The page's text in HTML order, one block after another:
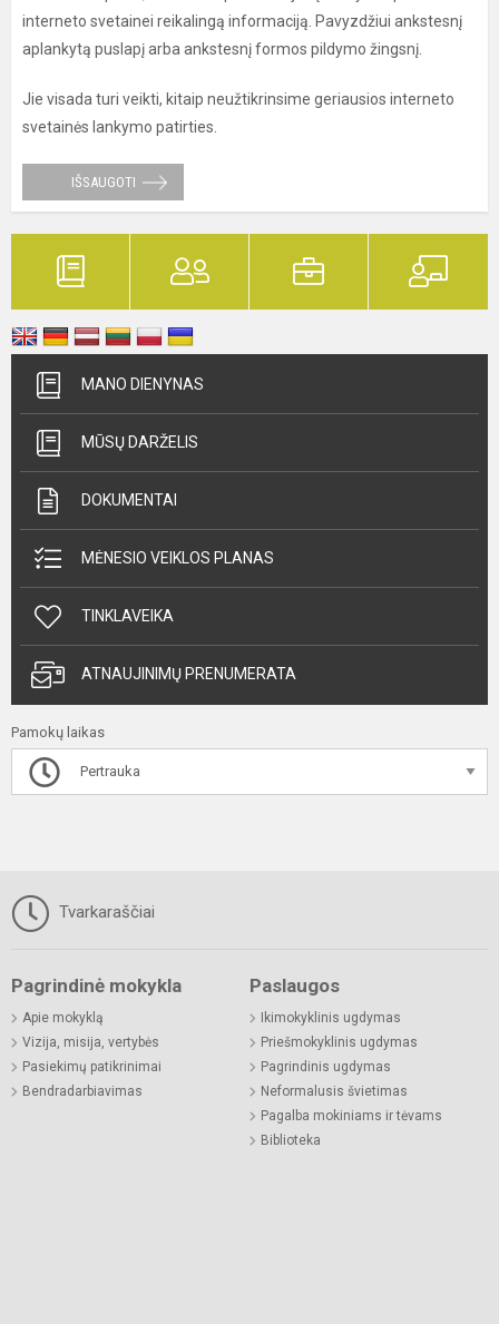
interneto svetainei reikalingą informaciją. Pavyzdžiui ankstesnį
aplankytą puslapį arba ankstesnį formos pildymo žingsnį.
Jie visada turi veikti, kitaip neužtikrinsime geriausios interneto
svetainės lankymo patirties.
IŠSAUGOTI
MANO DIENYNAS
MŪSŲ DARŽELIS
DOKUMENTAI
MĖNESIO VEIKLOS PLANAS
TINKLAVEIKA
ATNAUJINIMŲ PRENUMERATA
Pamokų laikas
Pertrauka
Tvarkaraščiai
Pagrindinė mokykla
Apie mokyklą
Vizija, misija, vertybės
Pasiekimų patikrinimai
Bendradarbiavimas
Paslaugos
Ikimokyklinis ugdymas
Priešmokyklinis ugdymas
Pagrindinis ugdymas
Neformalusis švietimas
Pagalba mokiniams ir tėvams
Biblioteka